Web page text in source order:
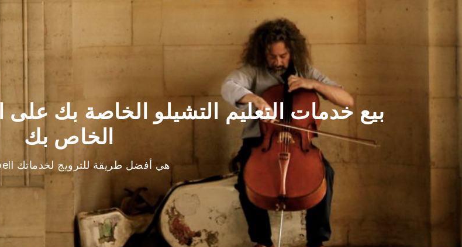
بيع خدمات التعليم التشيلو الخاصة بك على
الخاص بك
Blackbell هي أفضل طريقة للترويج لخدماتك